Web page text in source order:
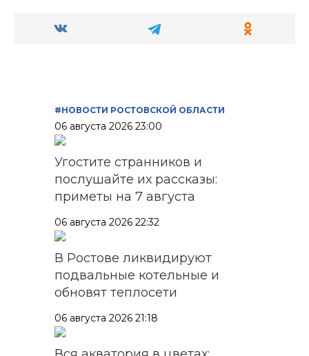
#НОВОСТИ РОСТОВСКОЙ ОБЛАСТИ
06 августа 2026 23:00
Угостите странников и
послушайте их рассказы:
приметы на 7 августа
06 августа 2026 22:32
В Ростове ликвидируют
подвальные котельные и
обновят теплосети
06 августа 2026 21:18